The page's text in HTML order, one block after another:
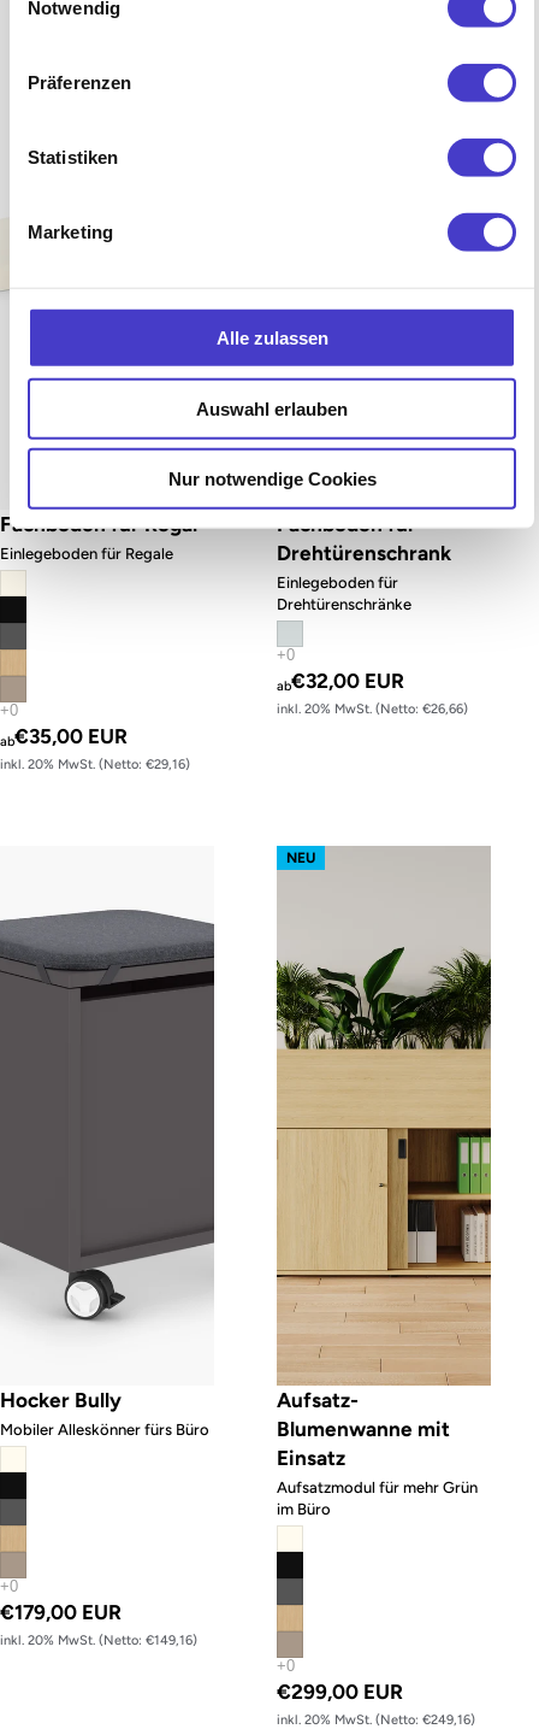
Notwendig
Präferenzen
Statistiken
Marketing
Alle zulassen
Auswahl erlauben
Nur notwendige Cookies
Fachboden für Regal
Einlegeboden für Regale
ab€35,00 EUR
inkl. 20% MwSt. (Netto: €29,16)
Fachboden für
Drehtürenschrank
Einlegeboden für
Drehtürenschränke
ab€32,00 EUR
inkl. 20% MwSt. (Netto: €26,66)
Hocker Bully
Mobiler Alleskönner fürs Büro
€179,00 EUR
inkl. 20% MwSt. (Netto: €149,16)
Aufsatz-Blumenwanne mit Einsatz
NEU
Aufsatz-
Blumenwanne mit
Einsatz
Aufsatzmodul für mehr Grün
im Büro
€299,00 EUR
inkl. 20% MwSt. (Netto: €249,16)